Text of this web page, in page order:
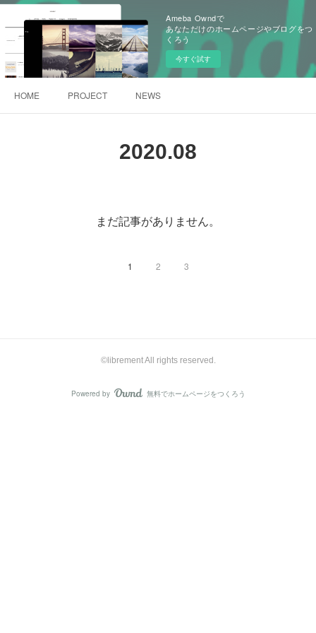
Ameba Owndで
あなただけのホームページやブログをつ
くろう
今すぐ試す
HOME PROJECT NEWS
2020.08
まだ記事がありません。
1 2 3
©librement All rights reserved.
Powered by AmebaOwnd
無料でホームページをつくろう